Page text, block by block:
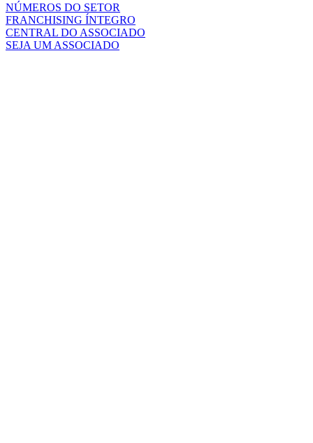
NÚMEROS DO SETOR
FRANCHISING ÍNTEGRO
CENTRAL DO ASSOCIADO
SEJA UM ASSOCIADO